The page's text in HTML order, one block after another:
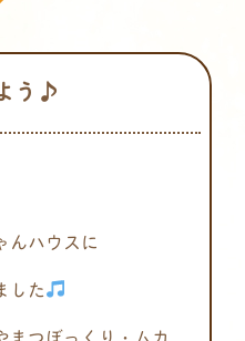
う♪
んハウスに
した